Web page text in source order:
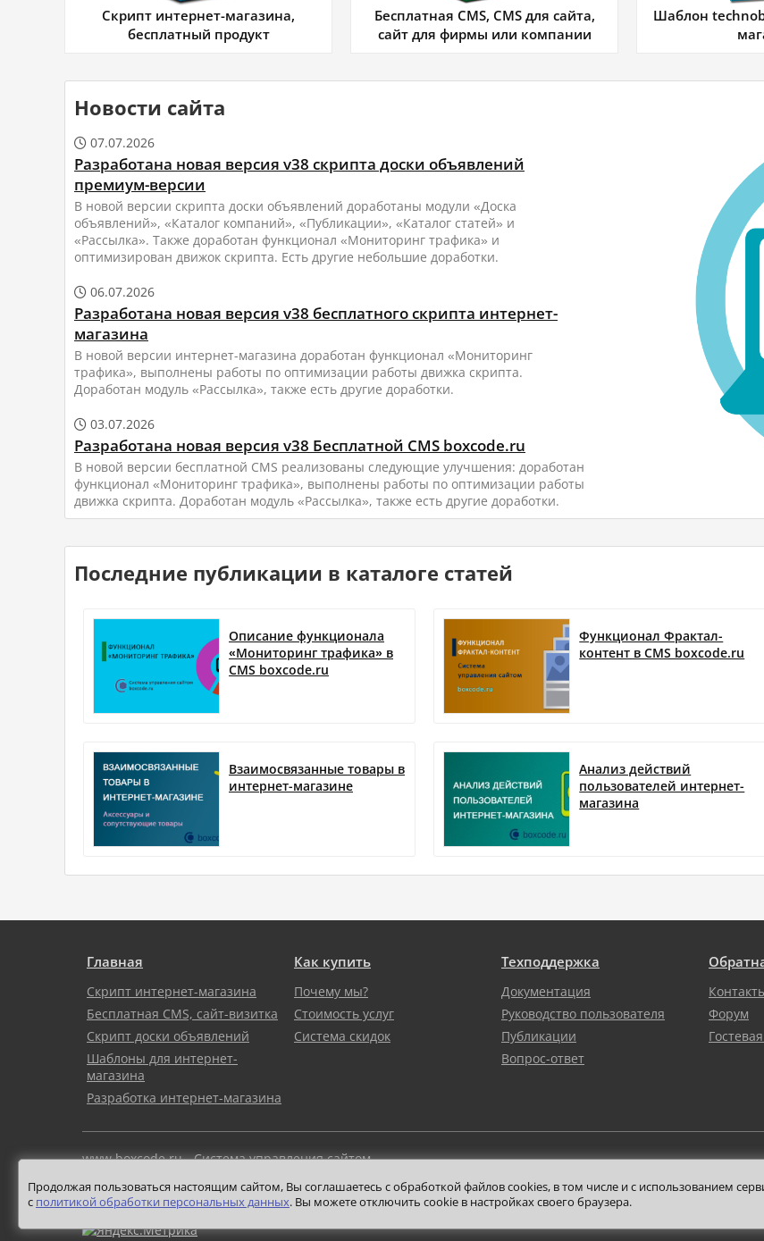
Скрипт интернет-магазина,
бесплатный продукт
Бесплатная CMS, CMS для сайта,
сайт для фирмы или компании
Шаблон
Новости сайта
 07.07.2026
Разработана новая версия v38 скрипта доски объявлений
премиум-версии
В новой версии скрипта доски объявлений доработаны модули «Доска
объявлений», «Каталог компаний», «Публикации», «Каталог статей» и
«Рассылка». Также доработан функционал «Мониторинг трафика» и
оптимизирован движок скрипта. Есть другие небольшие доработки.
 06.07.2026
Разработана новая версия v38 бесплатного скрипта интернет-
магазина
В новой версии интернет-магазина доработан функционал «Мониторинг
трафика», выполнены работы по оптимизации работы движка скрипта.
Доработан модуль «Рассылка», также есть другие доработки.
 03.07.2026
Разработана новая версия v38 Бесплатной CMS boxcode.ru
В новой версии бесплатной CMS реализованы следующие улучшения: доработан
функционал «Мониторинг трафика», выполнены работы по оптимизации работы
движка скрипта. Доработан модуль «Рассылка», также есть другие доработки.
Последние публикации в каталоге статей
Описание функционала
«Мониторинг трафика» в
CMS boxcode.ru
Функционал Фрактал-
контент в CMS boxcode.ru
Взаимосвязанные товары в
интернет-магазине
Анализ действий
пользователей интернет-
магазина
Главная
Скрипт интернет-магазина
Бесплатная CMS, сайт-визитка
Скрипт доски объявлений
Шаблоны для интернет-
магазина
Разработка интернет-магазина
Как купить
Почему мы?
Стоимость услуг
Система скидок
Техподдержка
Документация
Руководство пользователя
Публикации
Вопрос-ответ
Форум
www.boxcode.ru - Система управления сайтом
2011-2026 | CMS boxcode.ru
Продолжая пользоваться настоящим сайтом, Вы соглашаетесь с обработкой файлов cookies, в том числе и с использованием
с политикой обработки персональных данных. Вы можете отключить cookie в настройках своего браузера.